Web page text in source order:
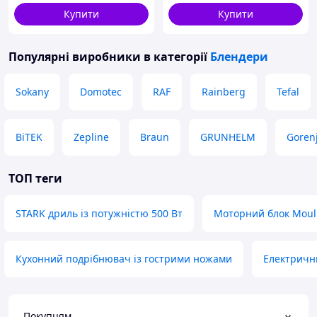
Купити
Hendi
Купити
Популярні виробники в категорії Блендери
Sokany Domotec RAF Rainberg Tefal
BiTEK Zepline Braun GRUNHELM
ТОП теги
STARK дриль із потужністю 500 Вт Моторний блок
Кухонний подрібнювач із гострими ножами